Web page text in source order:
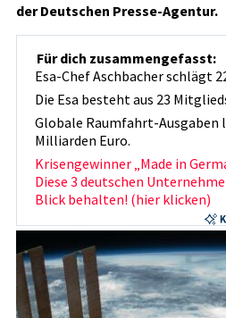
der Deutschen Presse-Agentur.
Für dich zusammengefasst:
Esa-Chef Aschbacher schlägt
Die Esa besteht aus 23
Globale Raumfahrt-Ausgaben
Milliarden Euro.
Krisengewinner „Made in
Diese 3 deutschen
Blick behalten! (hier klicken)